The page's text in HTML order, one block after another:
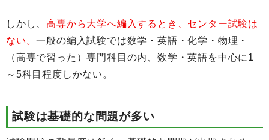
しかし、高専から大学へ編入するとき、センター試験は
ない。一般の編入試験では数学・英語・化学・物理・
（高専で習った）専門科目の内、数学・英語を中心に1
～5科目程度しかない。
試験は基礎的な問題が多い